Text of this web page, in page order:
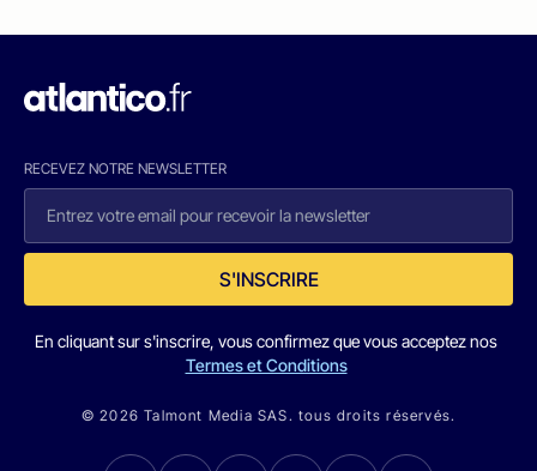
RECEVEZ NOTRE NEWSLETTER
S'INSCRIRE
En cliquant sur s'inscrire, vous confirmez que vous acceptez nos
Termes et Conditions
© 2026 Talmont Media SAS. tous droits réservés.